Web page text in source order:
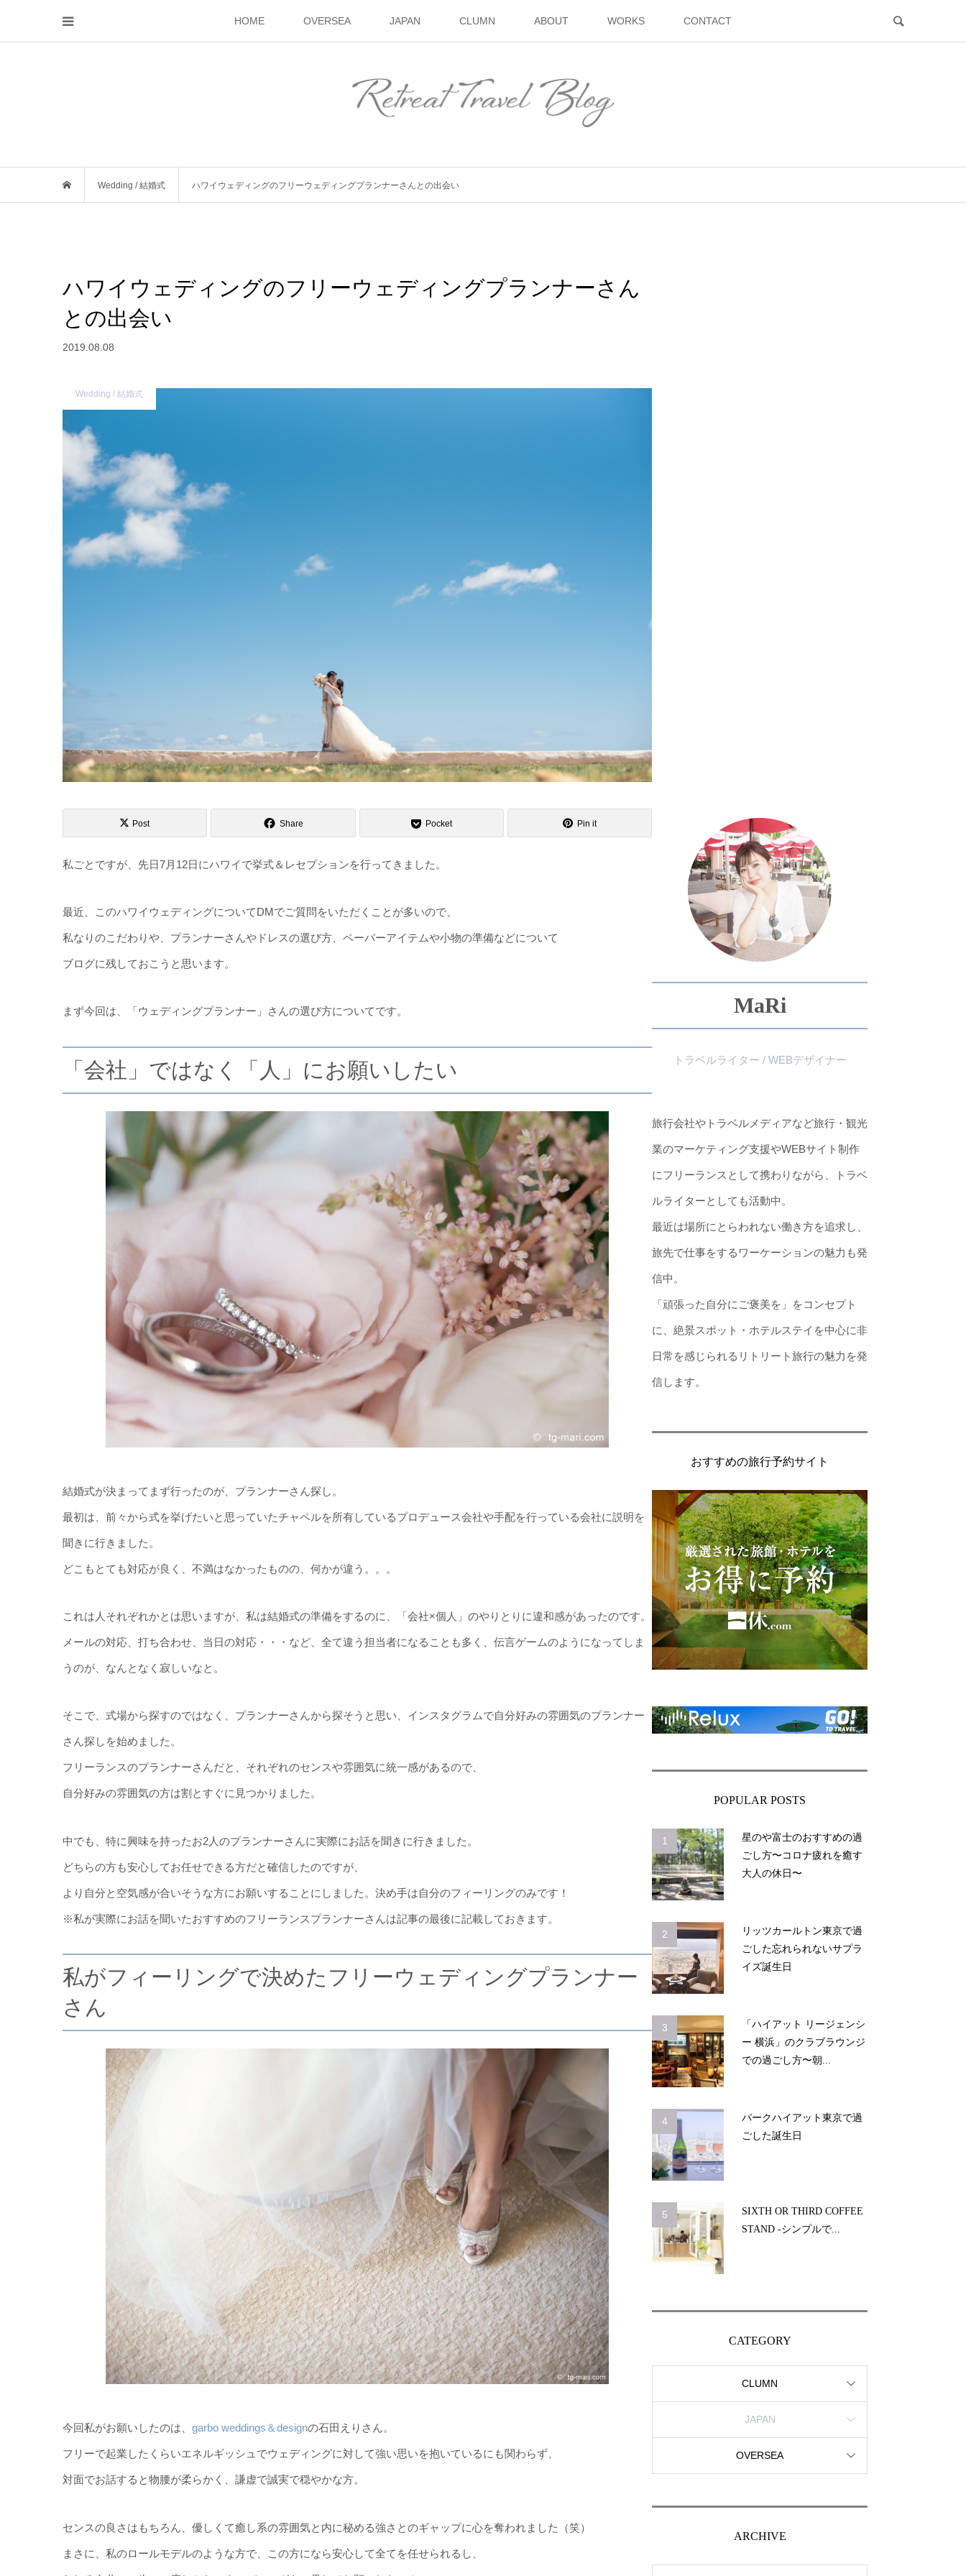
HOME OVERSEA JAPAN CLUMN ABOUT WORKS CONTACT
Wedding / 結婚式 ハワイウェディングのフリーウェディングプランナーさんとの出会い
ハワイウェディングのフリーウェディングプランナーさん
との出会い
2019.08.08
Wedding / 結婚式
Post Share Pocket Pin it
私ごとですが、先日7月12日にハワイで挙式＆レセプションを行ってきました。
最近、このハワイウェディングについてDMでご質問をいただくことが多いので、
私なりのこだわりや、プランナーさんやドレスの選び方、ペーパーアイテムや小物の準備などについて
ブログに残しておこうと思います。
まず今回は、「ウェディングプランナー」さんの選び方についてです。
「会社」ではなく「人」にお願いしたい
結婚式が決まってまず行ったのが、プランナーさん探し。
最初は、前々から式を挙げたいと思っていたチャペルを所有しているプロデュース会社や手配を行っている会社に説明を
聞きに行きました。
どこもとても対応が良く、不満はなかったものの、何かが違う。。。
これは人それぞれかとは思いますが、私は結婚式の準備をするのに、「会社×個人」のやりとりに違和感があったのです。
メールの対応、打ち合わせ、当日の対応・・・など、全て違う担当者になることも多く、伝言ゲームのようになってしま
うのが、なんとなく寂しいなと。
そこで、式場から探すのではなく、プランナーさんから探そうと思い、インスタグラムで自分好みの雰囲気のプランナー
さん探しを始めました。
フリーランスのプランナーさんだと、それぞれのセンスや雰囲気に統一感があるので、
自分好みの雰囲気の方は割とすぐに見つかりました。
中でも、特に興味を持ったお2人のプランナーさんに実際にお話を聞きに行きました。
どちらの方も安心してお任せできる方だと確信したのですが、
より自分と空気感が合いそうな方にお願いすることにしました。決め手は自分のフィーリングのみです！
※私が実際にお話を聞いたおすすめのフリーランスプランナーさんは記事の最後に記載しておきます。
私がフィーリングで決めたフリーウェディングプランナー
さん
今回私がお願いしたのは、 garbo weddings＆designの石田えりさん。
フリーで起業したくらいエネルギッシュでウェディングに対して強い思いを抱いているにも関わらず、
対面でお話すると物腰が柔らかく、謙虚で誠実で穏やかな方。
センスの良さはもちろん、優しくて癒し系の雰囲気と内に秘める強さとのギャップに心を奪われました（笑）
まさに、私のロールモデルのような方で、この方になら安心して全てを任せられるし、
MaRi
トラベルライター / WEBデザイナー
旅行会社やトラベルメディアなど旅行・観光
業のマーケティング支援やWEBサイト制作
にフリーランスとして携わりながら、トラベ
ルライターとしても活動中。
最近は場所にとらわれない働き方を追求し、
旅先で仕事をするワーケーションの魅力も発
信中。
「頑張った自分にご褒美を」をコンセプト
に、絶景スポット・ホテルステイを中心に非
日常を感じられるリトリート旅行の魅力を発
信します。
おすすめの旅行予約サイト
POPULAR POSTS
1
星のや富士のおすすめの過
ごし方〜コロナ疲れを癒す
大人の休日〜
2
リッツカールトン東京で過
ごした忘れられないサプラ
イズ誕生日
3
「ハイアット リージェンシ
ー 横浜」のクラブラウンジ
での過ごし方〜朝...
4
パークハイアット東京で過
ごした誕生日
5
SIXTH OR THIRD COFFEE
STAND -シンプルで...
CATEGORY
CLUMN
JAPAN
OVERSEA
ARCHIVE